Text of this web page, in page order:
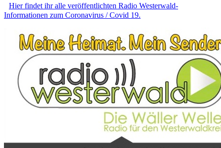
Hier findet ihr alle veröffentlichten Radio Westerwald-
Informationen zum Coronavirus / Covid 19.